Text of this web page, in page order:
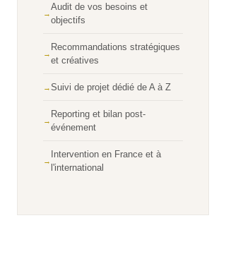
Audit de vos besoins et
objectifs
Recommandations stratégiques
et créatives
Suivi de projet dédié de A à Z
Reporting et bilan post-
événement
Intervention en France et à
l'international